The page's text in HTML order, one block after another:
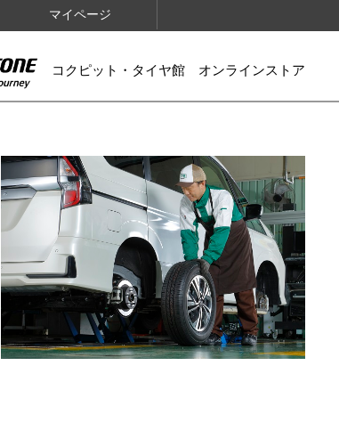
マイページ
コクピット・タイヤ館 オンラインストア
IMAGES